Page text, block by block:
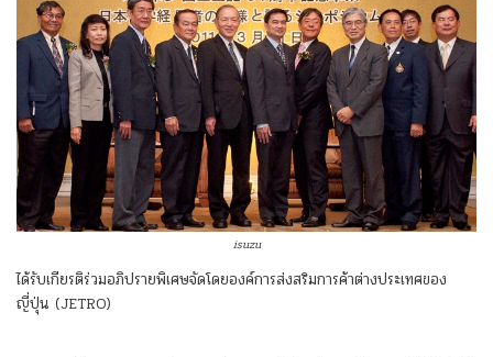
isuzu
ได้รับเกียรติร่วมอภิปรายพิเศษจัดโดยองค์การส่งสริมการค้าต่างประเทศของ
ญี่ปุ่น (JETRO)